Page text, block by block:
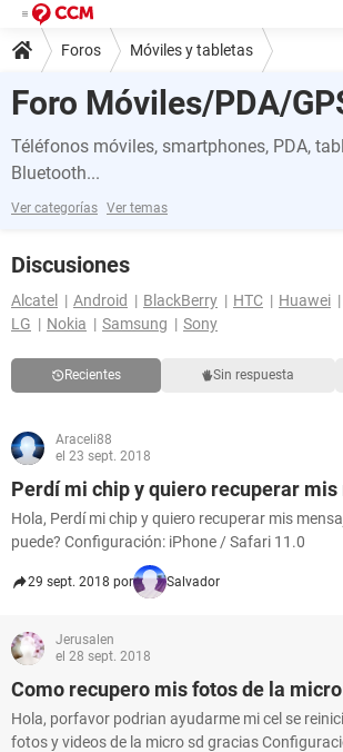
Foros Móviles y tabletas
Foro Móviles/PDA/
Téléfonos móviles, smartphones, PDA,
Bluetooth...
Ver categorías Ver temas
Discusiones
Alcatel
Android BlackBerry HTC Huawei
LG
Nokia Samsung Sony
Recientes Sin respuesta
Araceli88
el 23 sept. 2018
Perdí mi chip y quiero recuperar mis
Hola, Perdí mi chip y quiero recuperar mis
puede? Configuración: iPhone / Safari 11.0
29 sept. 2018 por Salvador
Jerusalen
el 28 sept. 2018
Como recupero mis fotos de la micro
Hola, porfavor podrian ayudarme mi cel se
fotos y videos de la micro sd gracias